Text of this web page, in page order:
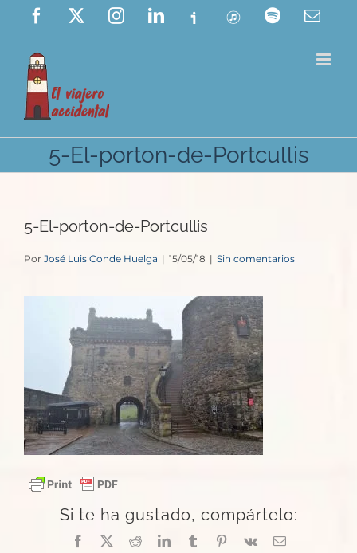
Saltar
contenido
Facebook InstagramLinkedIn
Ivoox ITunes Spotify
5-El-porton-de-Portcullis
5-El-porton-de-Portcullis
Por José Luis Conde Huelga | 15/05/18 | Sin comentarios
Si te ha gustado, compártelo:
Facebook
X RedditLinkedInTumblrPinterest
Vk
Correo